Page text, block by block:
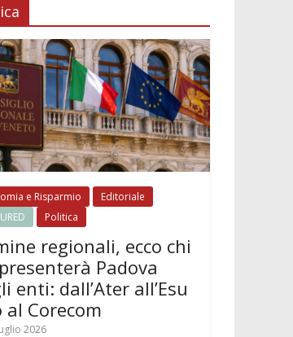
e Risparmio
Editoriale
Politica
regionali, ecco chi
Padova
enti: dall’Ater all’Esu
al Corecom
2026